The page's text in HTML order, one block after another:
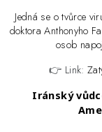
Jedná se o tvůrce
doktora Anthonyho
osob
👉 Link:
Iránský